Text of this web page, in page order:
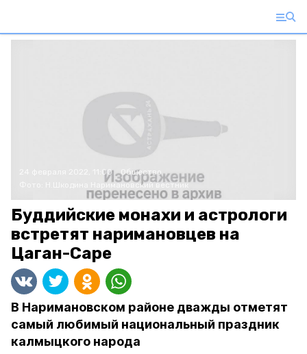
24 февраля 2022, 11:00
Общество
Наримановский вестник
Буддийские монахи и астрологи
встретят наримановцев на
Цаган-Саре
В Наримановском районе дважды отметят
самый любимый национальный праздник
калмыцкого народа